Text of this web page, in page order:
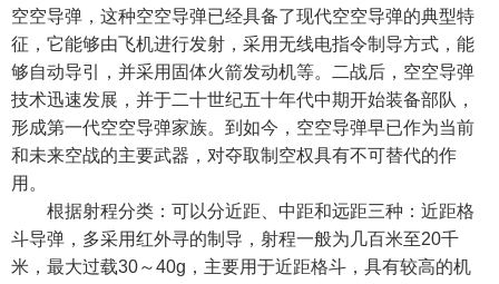
空空导弹，这种空空导弹已经具备了现代空空导弹的典型特
征，它能够由飞机进行发射，采用无线电指令制导方式，能
够自动导引，并采用固体火箭发动机等。二战后，空空导弹
技术迅速发展，并于二十世纪五十年代中期开始装备部队，
形成第一代空空导弹家族。到如今，空空导弹早已作为当前
和未来空战的主要武器，对夺取制空权具有不可替代的作
用。
根据射程分类：可以分近距、中距和远距三种：近距格
斗导弹，多采用红外寻的制导，射程一般为几百米至20千
米，最大过载30～40g，主要用于近距格斗，具有较高的机